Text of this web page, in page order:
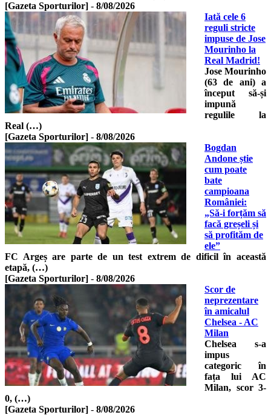
[Gazeta Sporturilor] - 8/08/2026
Iată cele 6
reguli stricte
impuse de Jose
Mourinho la
Real Madrid!
Jose Mourinho
(63 de ani) a
început să-și
impună
regulile la
Real (…)
[Gazeta Sporturilor] - 8/08/2026
Bogdan
Andone știe
cum poate
bate
campioana
României:
„Să-i forțăm să
facă greșeli și
să profităm de
ele”
FC Argeș are parte de un test extrem de dificil în această
etapă, (…)
[Gazeta Sporturilor] - 8/08/2026
Scor de
neprezentare
în amicalul
Chelsea - AC
Milan
Chelsea s-a
impus
categoric în
fața lui AC
Milan, scor 3-
0, (…)
[Gazeta Sporturilor] - 8/08/2026